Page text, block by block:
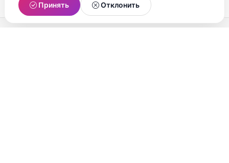
Принять Отклонить